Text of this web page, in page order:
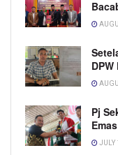
Pj
JULY